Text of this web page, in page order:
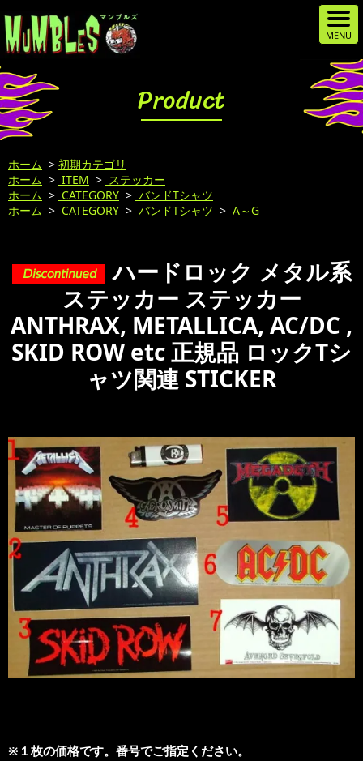
Product
ホーム > 初期カテゴリ
ホーム > ITEM > ステッカー
ホーム > CATEGORY > バンドTシャツ
ホーム > CATEGORY > バンドTシャツ > A～G
ハードロック メタル系
ステッカー ステッカー
ANTHRAX, METALLICA, AC/DC ,
SKID ROW etc 正規品 ロックTシ
ャツ関連 STICKER
※１枚の価格です。番号でご指定ください。